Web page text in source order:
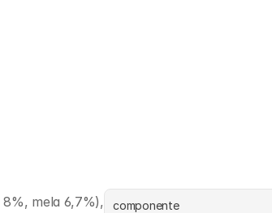
mela 6,7%),
componente